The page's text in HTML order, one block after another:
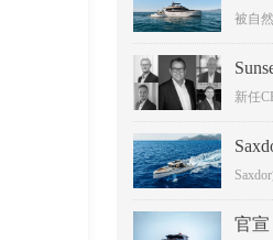
解
被自
组，
新任
GTS
全球
官